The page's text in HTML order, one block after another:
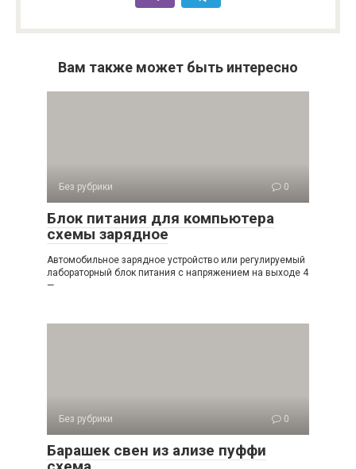
Вам также может быть интересно
Без рубрики 0
Блок питания для компьютера
схемы зарядное
Автомобильное зарядное устройство или регулируемый
лабораторный блок питания с напряжением на выходе 4
—
Без рубрики 0
Барашек свен из ализе пуффи